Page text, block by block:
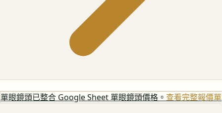
單眼鏡頭已整合 Google Sheet 單眼鏡頭價格。 查看完整報價單